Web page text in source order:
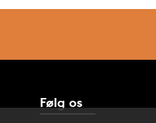
Følg os